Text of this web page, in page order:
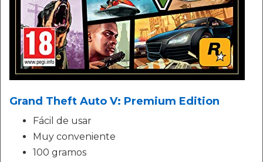
Grand Theft Auto V: Premium Edition
Fácil de usar
Muy conveniente
100 gramos